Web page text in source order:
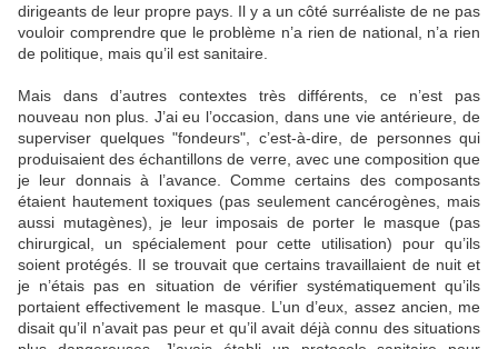
dirigeants de leur propre pays. Il y a un côté surréaliste de ne pas
vouloir comprendre que le problème n’a rien de national, n’a rien
de politique, mais qu’il est sanitaire.
Mais dans d’autres contextes très différents, ce n’est pas
nouveau non plus. J’ai eu l’occasion, dans une vie antérieure, de
superviser quelques "fondeurs", c’est-à-dire, de personnes qui
produisaient des échantillons de verre, avec une composition que
je leur donnais à l’avance. Comme certains des composants
étaient hautement toxiques (pas seulement cancérogènes, mais
aussi mutagènes), je leur imposais de porter le masque (pas
chirurgical, un spécialement pour cette utilisation) pour qu’ils
soient protégés. Il se trouvait que certains travaillaient de nuit et
je n’étais pas en situation de vérifier systématiquement qu’ils
portaient effectivement le masque. L’un d’eux, assez ancien, me
disait qu’il n’avait pas peur et qu’il avait déjà connu des situations